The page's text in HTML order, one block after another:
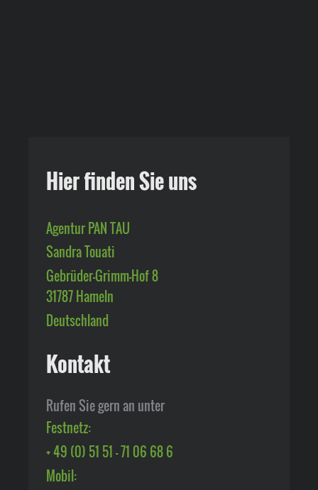
Hier finden Sie uns
Agentur PAN TAU
Sandra Touati
Gebrüder-Grimm-Hof8
31787Hameln
Deutschland
Kontakt
Rufen Sie gern an unter
Festnetz:
+ 49 (0) 51 51 - 71 06 68 6
Mobil: